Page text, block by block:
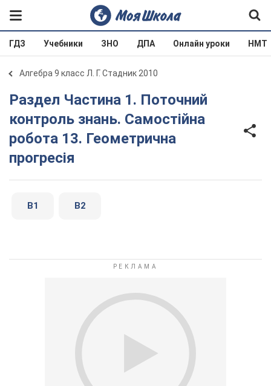
ГДЗ Учебники ЗНО ДПА Онлайн уроки НМТ
Алгебра 9 класс Л. Г. Стадник 2010
Раздел Частина 1. Поточний
контроль знань. Самостійна
робота 13. Геометрична
прогресія
В1 В2